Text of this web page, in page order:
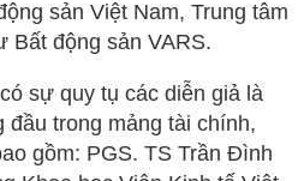
sản Việt Nam, Trung tâm
Bất động sản VARS.
sự quy tụ các diễn giả là
đầu trong mảng tài chính,
gồm: PGS. TS Trần Đình